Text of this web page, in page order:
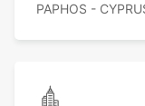
PAPHOS -